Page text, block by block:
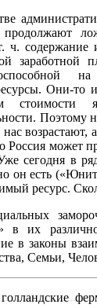
ч. содержание
заработной
Они-то
Поэтому
возрастают,
Россия может
сегодня в
он есть
ресурс.
в их
в законы
Семьи,